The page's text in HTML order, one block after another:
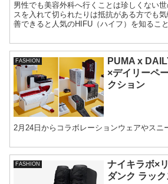
男性でも美容外科へ行くことは珍しくない
スを入れて切られたりは抵抗がある方でも
善できると人気のHIFU（ハイフ）を知るこ
FASHION
PUMA x
×デイリーペ
クション
2月24日からコラボレーションウェアやスニ
FASHION
ナイキラボ×
ダンク ラッ